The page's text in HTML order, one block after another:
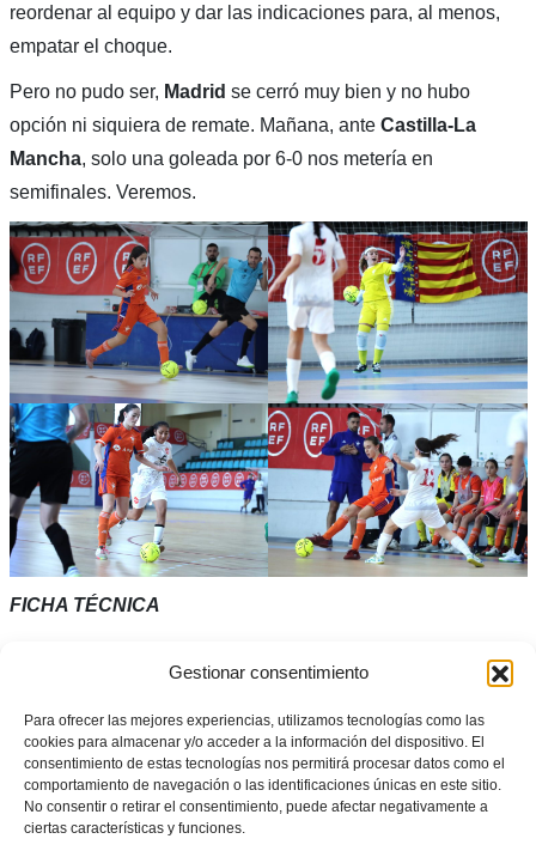
Gestionar consentimiento
Para ofrecer las mejores experiencias, utilizamos tecnologías como las
cookies para almacenar y/o acceder a la información del dispositivo. El
consentimiento de estas tecnologías nos permitirá procesar datos como el
comportamiento de navegación o las identificaciones únicas en este sitio.
No consentir o retirar el consentimiento, puede afectar negativamente a
ciertas características y funciones.
reordenar al equipo y dar las indicaciones para, al menos,
empatar el choque.
Pero no pudo ser, Madrid se cerró muy bien y no hubo
opción ni siquiera de remate. Mañana, ante Castilla-La
Mancha, solo una goleada por 6-0 nos metería en
semifinales. Veremos.
FICHA TÉCNICA
Guillen, Melissa y Lucía Gómez -cinco inicial- También
jugaron Alexia, Lucía Valenzuela, Manuela Marco, Amparo
Ramón, Lucía Molina, Daniela, María, Valeria Cano y Lucía
Martínez.
Madrid(6):Mia Montesinos, Inés Núñez, Gabriela García de